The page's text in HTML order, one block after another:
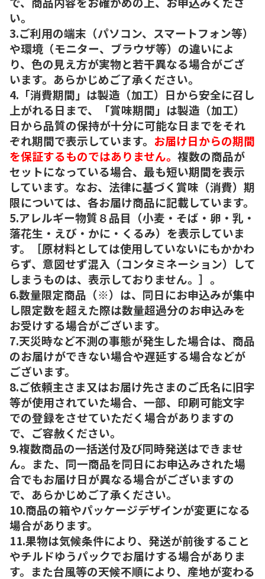
い。
3.ご利用の端末（パソコン、スマートフォン等）
や環境（モニター、ブラウザ等）の違いによ
り、色の見え方が実物と若干異なる場合がござ
います。あらかじめご了承ください。
4.「消費期間」は製造（加工）日から安全に召し
上がれる日まで、「賞味期間」は製造（加工）
日から品質の保持が十分に可能な日までをそれ
ぞれ期間で表示しています。 お届け日からの期間
を保証するものではありません。 複数の商品が
セットになっている場合、最も短い期間を表示
しています。なお、法律に基づく賞味（消費）期
限については、各お届け商品に記載しています。
5.アレルギー物質８品目（小麦・そば・卵・乳・
落花生・えび・かに・くるみ）を表示していま
す。［原材料としては使用していないにもかかわ
らず、意図せず混入（コンタミネーション）して
しまうものは、表示しておりません。］。
6.数量限定商品（※）は、同日にお申込みが集中
し限定数を超えた際は数量超過分のお申込みを
お受けする場合がございます。
7.天災時など不測の事態が発生した場合は、商品
のお届けができない場合や遅延する場合などが
ございます。
8.ご依頼主さま又はお届け先さまのご氏名に旧字
等が使用されていた場合、一部、印刷可能文字
での登録をさせていただく場合がありますの
で、ご容赦ください。
9.複数商品の一括送付及び同時発送はできませ
ん。また、同一商品を同日にお申込みされた場
合でもお届け日が異なる場合がございますの
で、あらかじめご了承ください。
10.商品の箱やパッケージデザインが変更になる
場合があります。
11.果物は気候条件により、発送が前後すること
やチルドゆうパックでお届けする場合がありま
す。また台風等の天候不順により、産地が変わる